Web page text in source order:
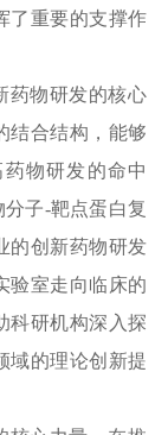
了重要的支撑作
药物研发的核心
结合结构，能够
物研发的命中
分子-靶点蛋白复
的创新药物研发
验室走向临床的
科研机构深入探
域的理论创新提